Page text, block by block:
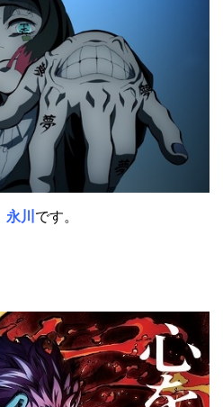
永川 です。